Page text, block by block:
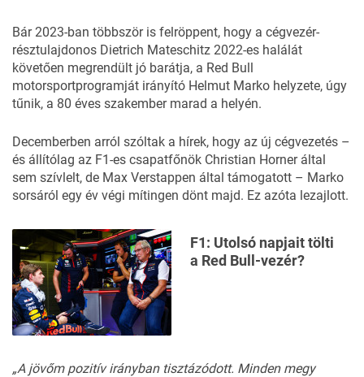
Bár 2023-ban többször is felröppent, hogy a cégvezér-
résztulajdonos Dietrich Mateschitz 2022-es halálát
követően megrendült jó barátja, a Red Bull
motorsportprogramját irányító Helmut Marko helyzete, úgy
tűnik, a 80 éves szakember marad a helyén.
Decemberben arról szóltak a hírek, hogy az új cégvezetés –
és állítólag az F1-es csapatfőnök Christian Horner által
sem szívlelt, de Max Verstappen által támogatott – Marko
sorsáról egy év végi mítingen dönt majd. Ez azóta lezajlott.
F1: Utolsó napjait tölti
a Red Bull-vezér?
„A jövőm pozitív irányban tisztázódott. Minden megy